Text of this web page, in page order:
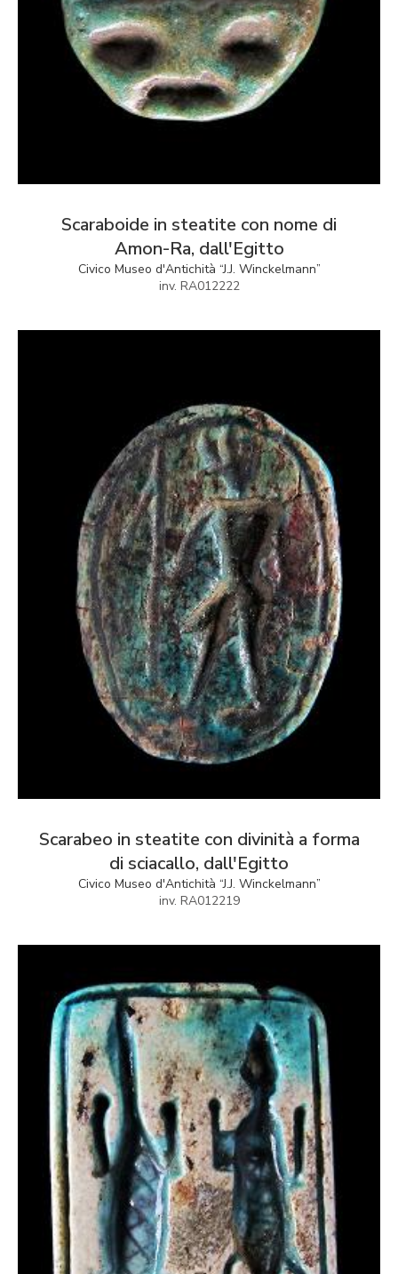
Scaraboide in steatite con nome di
Amon-Ra, dall'Egitto
Civico Museo d'Antichità “J.J. Winckelmann”
inv. RA012222
Scarabeo in steatite con divinità a forma
di sciacallo, dall'Egitto
Civico Museo d'Antichità “J.J. Winckelmann”
inv. RA012219